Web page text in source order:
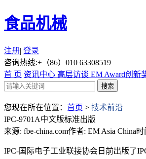
食品机械
注册| 登录
咨询热线:+（86）010 63308519
首 页 资讯中心 高层访谈 EM Award创新
您现在所在位置： 首页 > 技术前沿
IPC-9701A中文版标准出版
来源: fbe-china.com作者: EM Asia China时
IPC-国际电子工业联接协会日前出版了